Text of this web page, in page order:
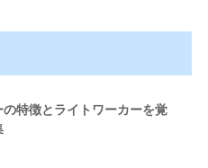
特徴とライトワーカーを覚